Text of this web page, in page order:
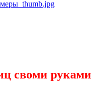
своми руками